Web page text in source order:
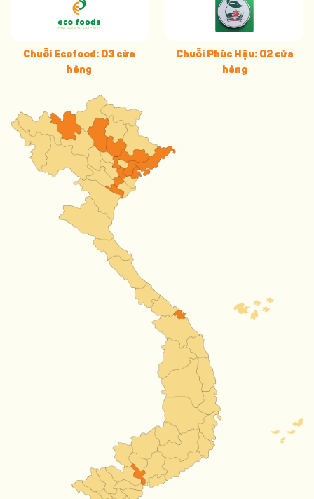
Chuỗi Ecofood: 03 cửa
hàng
Chuỗi Phúc Hậu: 02 cửa
hàng